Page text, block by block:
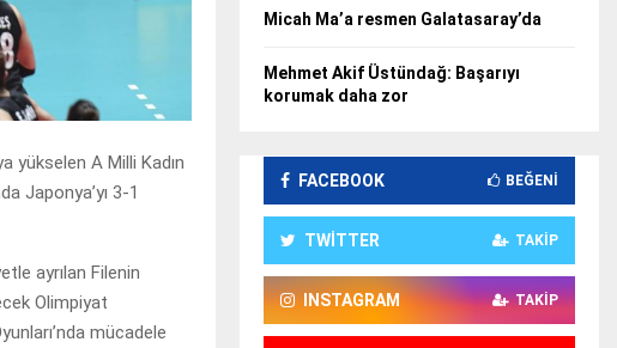
yükselen A Milli Kadın
Japonya’yı 3-1
ayrılan Filenin
Olimpiyat
mücadele
Micah Ma’a resmen Galatasaray’da
Mehmet Akif Üstündağ: Başarıyı
korumak daha zor
FACEBOOK BEĞENI
TWITTER TAKIP
INSTAGRAM TAKIP